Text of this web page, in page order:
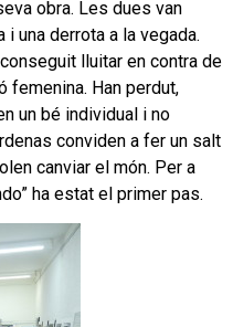
obra. Les dues van
una derrota a la vegada.
lluitar en contra de
femenina. Han perdut,
un bé individual i no
conviden a fer un salt
canviar el món. Per a
ha estat el primer pas.